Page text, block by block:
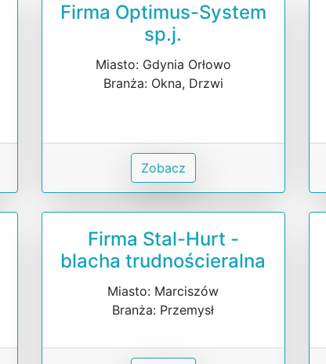
Firma Optimus-System
sp.j.
Miasto: Gdynia Orłowo
Branża: Okna, Drzwi
Zobacz
Firma Stal-Hurt -
blacha trudnościeralna
Miasto: Marciszów
Branża: Przemysł